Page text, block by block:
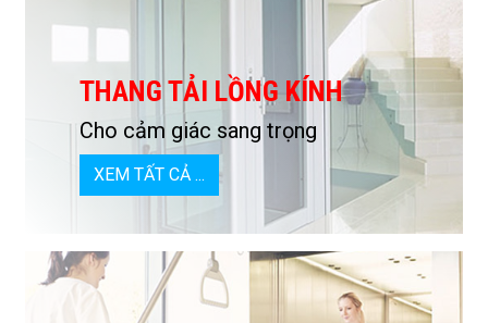
THANG TẢI LỒNG KÍNH
Cho cảm giác sang trọng
XEM TẤT CẢ ...